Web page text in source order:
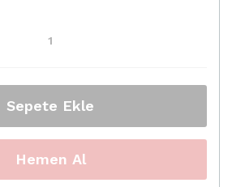
Sepete Ekle
Hemen Al